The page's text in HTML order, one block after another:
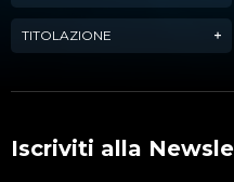
TITOLAZIONE
Iscriviti alla